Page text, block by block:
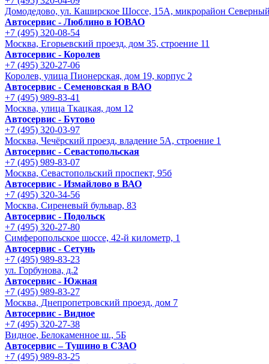
Домодедово, ул. Каширское Шоссе, 15А, микрорайон
Автосервис - Люблино в ЮВАО
+7 (495) 320-08-54
Москва, Егорьевский проезд, дом 35, строение 11
Автосервис - Королев
+7 (495) 320-27-06
Королев, улица Пионерская, дом 19, корпус 2
Автосервис - Семеновская в ВАО
+7 (495) 989-83-41
Москва, улица Ткацкая, дом 12
Автосервис - Бутово
+7 (495) 320-03-97
Москва, Чечёрский проезд, владение 5А, строение 1
Автосервис - Cевастопольская
+7 (495) 989-83-07
Москва, Севастопольский проспект, 95б
Автосервис - Измайлово в ВАО
+7 (495) 320-34-56
Москва, Сиреневый бульвар, 83
Автосервис - Подольск
+7 (495) 320-27-80
Симферопольское шоссе, 42-й километр, 1
Автосервис - Сетунь
+7 (495) 989-83-23
ул. Горбунова, д.2
Автосервис - Южная
+7 (495) 989-83-27
Москва, Днепропетровский проезд, дом 7
Автосервис - Видное
+7 (495) 320-27-38
Видное, Белокаменное ш., 5Б
Автосервис – Тушино в СЗАО
+7 (495) 989-83-25